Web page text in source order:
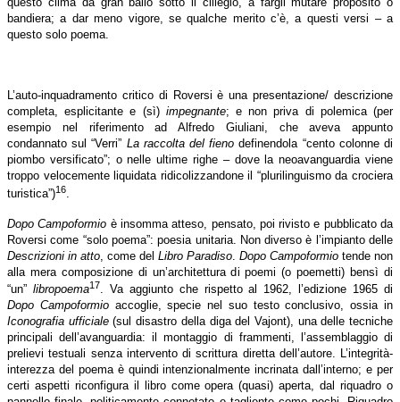
bandiera; a dar meno vigore, se qualche merito c’è, a questi versi – a
questo solo poema.
L’auto-inquadramento critico di Roversi è una presentazione/ descrizione
completa, esplicitante e (sì) impegnante; e non priva di polemica (per
esempio nel riferimento ad Alfredo Giuliani, che aveva appunto
condannato sul “Verri” La raccolta del fienodefinendola “cento colonne di
piombo versificato”; o nelle ultime righe – dove la neoavanguardia viene
troppo velocemente liquidata ridicolizzandone il “plurilinguismo da crociera
turistica”)16
Dopo Campoformio è insomma atteso, pensato, poi rivisto e pubblicato da
Roversi come “solo poema”: poesia unitaria. Non diverso è l’impianto delle
Descrizioni in atto , come del Libro Paradiso Dopo Campoformio tende non
alla mera composizione di un’architettura di poemi (o poemetti) bensì di
“un” libropoema17. Va aggiunto che rispetto al 1962, l’edizione 1965 di
Dopo Campoformio accoglie, specie nel suo testo conclusivo, ossia in
Iconografia ufficiale(sul disastro della diga del Vajont), una delle tecniche
principali dell’avanguardia: il montaggio di frammenti, l’assemblaggio di
prelievi testuali senza intervento di scrittura diretta dell’autore. L’integrità-
interezza del poema è quindi intenzionalmente incrinata dall’interno; e per
certi aspetti riconfigura il libro come opera (quasi) aperta, dal riquadro o